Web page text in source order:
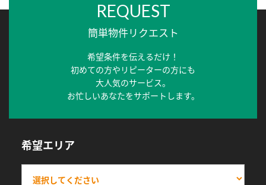
REQUEST
簡単物件リクエスト
希望条件を伝えるだけ！
初めての方やリピーターの方にも
大人気のサービス。
お忙しいあなたをサポートします。
希望エリア